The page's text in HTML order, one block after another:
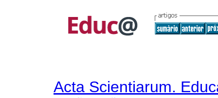
Acta Scientiarum.